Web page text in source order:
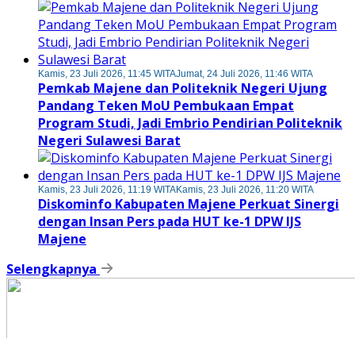
Kamis, 23 Juli 2026, 11:45 WITAJumat, 24 Juli 2026, 11:46 WITA
Pemkab Majene dan Politeknik Negeri Ujung
Pandang Teken MoU Pembukaan Empat
Program Studi, Jadi Embrio Pendirian Politeknik
Negeri Sulawesi Barat
Kamis, 23 Juli 2026, 11:19 WITAKamis, 23 Juli 2026, 11:20 WITA
Diskominfo Kabupaten Majene Perkuat Sinergi
dengan Insan Pers pada HUT ke-1 DPW IJS
Majene
Selengkapnya